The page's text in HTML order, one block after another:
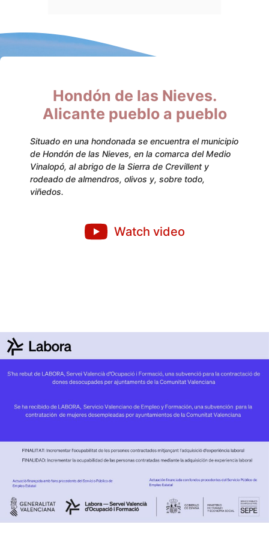
Hondón de las Nieves.
Alicante pueblo a pueblo
Situado en una hondonada se encuentra el municipio
de Hondón de las Nieves, en la comarca del Medio
Vinalopó, al abrigo de la Sierra de Crevillent y
rodeado de almendros, olivos y, sobre todo,
viñedos.
Watch video